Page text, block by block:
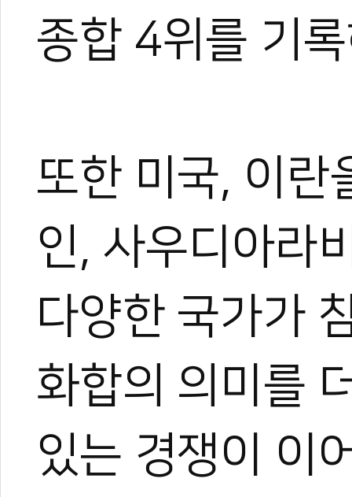
종합 4위를 기
또한 미국, 이란
인, 사우디아라
다양한 국가가
화합의 의미를
있는 경쟁이 이